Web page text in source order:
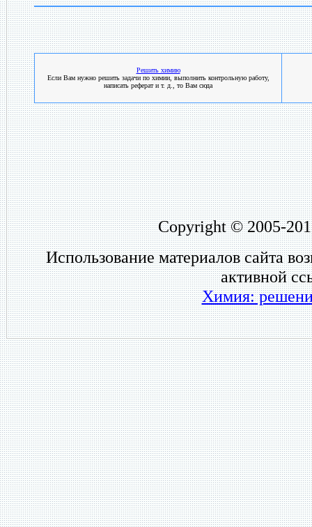
Решить химию
Если Вам нужно решить задачи по химии, выполнить контрольную работу,
написать реферат и т. д., то Вам сюда
Copyright © 2005-
Использование материалов сайта
активной
Химия: